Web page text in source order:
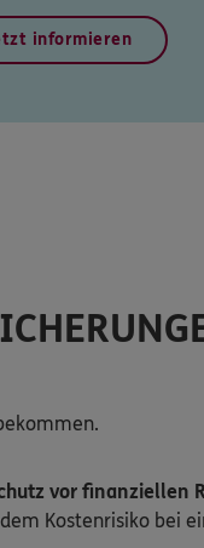
informieren
vor finanziellen
Kostenrisiko bei